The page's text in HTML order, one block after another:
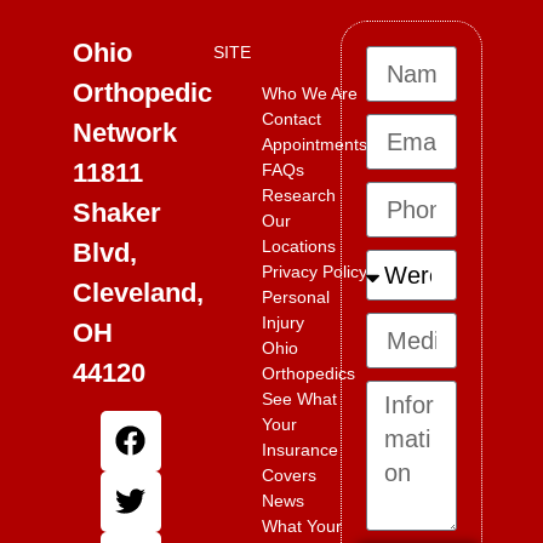
Ohio
Orthopedic
Network
11811
Shaker
Blvd,
Cleveland,
OH
44120
SITE
Who We Are
Contact
Appointments
FAQs
Research
Our
Locations
Privacy Policy
Personal
Injury
Ohio
Orthopedics
See What
Your
Insurance
Covers
News
What Your